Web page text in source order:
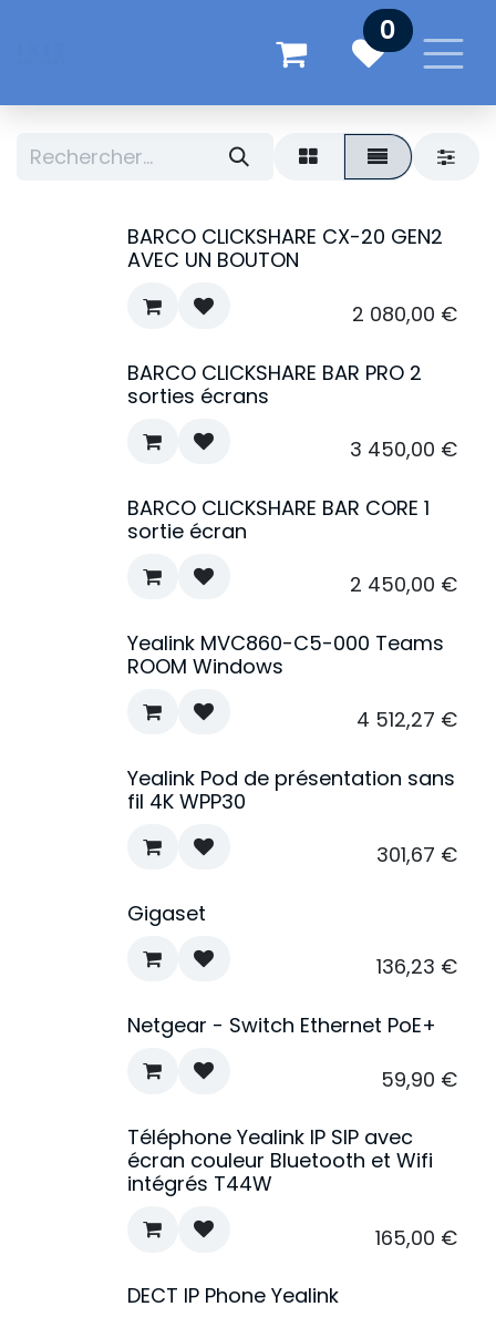
0
BARCO CLICKSHARE CX-20 GEN2
AVEC UN BOUTON
2 080,00 €
BARCO CLICKSHARE BAR PRO 2
sorties écrans
3 450,00 €
BARCO CLICKSHARE BAR CORE 1
sortie écran
2 450,00 €
Yealink MVC860-C5-000 Teams
ROOM Windows
4 512,27 €
Yealink Pod de présentation sans
fil 4K WPP30
301,67 €
Gigaset
136,23 €
Netgear - Switch Ethernet PoE+
59,90 €
Téléphone Yealink IP SIP avec
écran couleur Bluetooth et Wifi
intégrés T44W
165,00 €
DECT IP Phone Yealink